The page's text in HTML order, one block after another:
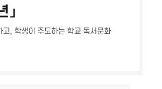
고, 학생이 주도하는 학교 독서문화